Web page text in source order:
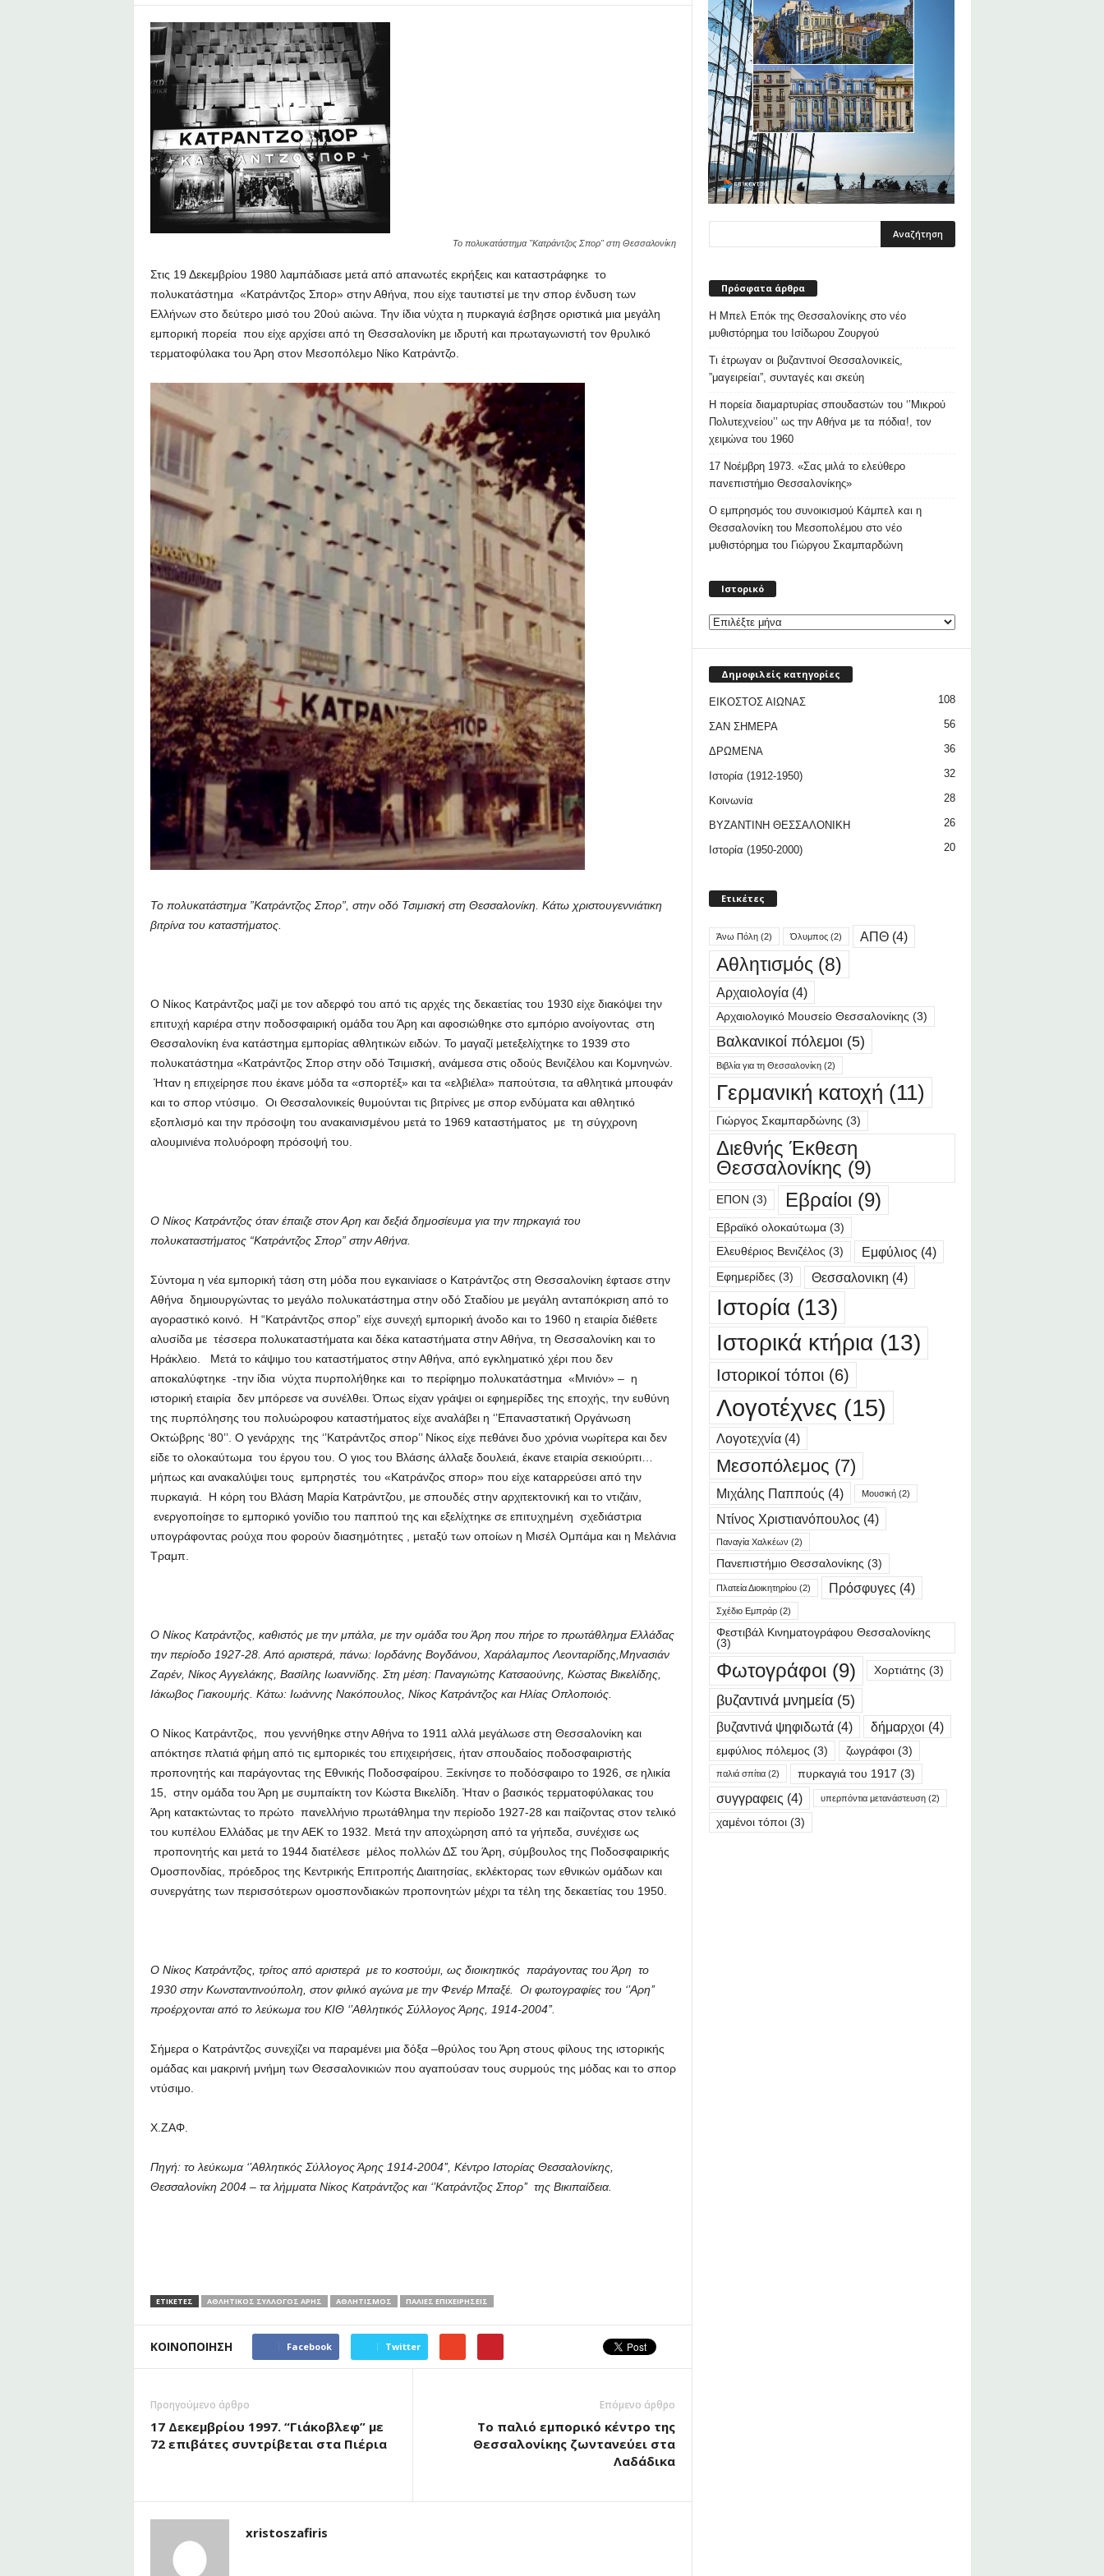
υ
Το πολυκατάστημα ''Κατράντζος Σπορ'' στη Θεσσαλονίκη
Στις 19 Δεκεμβρίου 1980 λαμπάδιασε μετά από απανωτές εκρήξεις και καταστράφηκε το
πολυκατάστημα «Κατράντζος Σπορ» στην Αθήνα, που είχε ταυτιστεί με την σπορ ένδυση των
Ελλήνων στο δεύτερο μισό του 20ού αιώνα. Την ίδια νύχτα η πυρκαγιά έσβησε οριστικά μια μεγάλη
εμπορική πορεία που είχε αρχίσει από τη Θεσσαλονίκη με ιδρυτή και πρωταγωνιστή τον θρυλικό
τερματοφύλακα του Άρη στον Μεσοπόλεμο Νίκο Κατράντζο.
Το πολυκατάστημα ”Κατράντζος Σπορ”, στην οδό Τσιμισκή στη Θεσσαλονίκη. Κάτω χριστουγεννιάτικη
βιτρίνα του καταστήματος.
Ο Νίκος Κατράντζος μαζί με τον αδερφό του από τις αρχές της δεκαετίας του 1930 είχε διακόψει την
επιτυχή καριέρα στην ποδοσφαιρική ομάδα του Άρη και αφοσιώθηκε στο εμπόριο ανοίγοντας στη
Θεσσαλονίκη ένα κατάστημα εμπορίας αθλητικών ειδών. Το μαγαζί μετεξελίχτηκε το 1939 στο
πολυκατάστημα «Κατράντζος Σπορ στην οδό Τσιμισκή, ανάμεσα στις οδούς Βενιζέλου και Κομνηνών.
Ήταν η επιχείρησε που έκανε μόδα τα «σπορτέξ» και τα «ελβιέλα» παπούτσια, τα αθλητικά μπουφάν
και το σπορ ντύσιμο. Οι Θεσσαλονικείς θυμούνται τις βιτρίνες με σπορ ενδύματα και αθλητικό
εξοπλισμό και την πρόσοψη του ανακαινισμένου μετά το 1969 καταστήματος με τη σύγχρονη
αλουμινιένα πολυόροφη πρόσοψή του.
Ο Νίκος Κατράντζος όταν έπαιζε στον Αρη και δεξιά δημοσίευμα για την πηρκαγιά του
πολυκαταστήματος “Κατράντζος Σπορ” στην Αθήνα.
Σύντομα η νέα εμπορική τάση στη μόδα που εγκαινίασε ο Κατράντζος στη Θεσσαλονίκη έφτασε στην
Αθήνα δημιουργώντας το μεγάλο πολυκατάστημα στην οδό Σταδίου με μεγάλη ανταπόκριση από το
αγοραστικό κοινό. Η “Κατράντζος σπορ” είχε συνεχή εμπορική άνοδο και το 1960 η εταιρία διέθετε
αλυσίδα με τέσσερα πολυκαταστήματα και δέκα καταστήματα στην Αθήνα, τη Θεσσαλονίκη και το
Ηράκλειο. Μετά το κάψιμο του καταστήματος στην Αθήνα, από εγκληματικό χέρι που δεν
αποκαλύφτηκε -την ίδια νύχτα πυρπολήθηκε και το περίφημο πολυκατάστημα «Μινιόν» – η
ιστορική εταιρία δεν μπόρεσε να συνέλθει. Όπως είχαν γράψει οι εφημερίδες της εποχής, την ευθύνη
της πυρπόλησης του πολυώροφου καταστήματος είχε αναλάβει η ‘’Επαναστατική Οργάνωση
Οκτώβρης ‘80’’. Ο γενάρχης της ‘’Κατράντζος σπορ’’ Νίκος είχε πεθάνει δυο χρόνια νωρίτερα και δεν
είδε το ολοκαύτωμα του έργου του. Ο γιος του Βλάσης άλλαξε δουλειά, έκανε εταιρία σεκιούριτι…
μήπως και ανακαλύψει τους εμπρηστές του «Κατράνζος σπορ» που είχε καταρρεύσει από την
πυρκαγιά. Η κόρη του Βλάση Μαρία Κατράντζου, με σπουδές στην αρχιτεκτονική και το ντιζάιν,
ενεργοποίησε το εμπορικό γονίδιο του παππού της και εξελίχτηκε σε επιτυχημένη σχεδιάστρια
υπογράφοντας ρούχα που φορούν διασημότητες , μεταξύ των οποίων η Μισέλ Ομπάμα και η Μελάνια
Τραμπ.
Ο Νίκος Κατράντζος, καθιστός με την μπάλα, με την ομάδα του Άρη που πήρε το πρωτάθλημα Ελλάδας
την περίοδο 1927-28. Από αριστερά, πάνω: Ιορδάνης Βογδάνου, Χαράλαμπος Λεονταρίδης,Μηνασιάν
Ζαρέν, Νίκος Αγγελάκης, Βασίλης Ιωαννίδης. Στη μέση: Παναγιώτης Κατσαούνης, Κώστας Βικελίδης,
Ιάκωβος Γιακουμής. Κάτω: Ιωάννης Νακόπουλος, Νίκος Κατράντζος και Ηλίας Οπλοποιός.
Ο Νίκος Κατράντζος, που γεννήθηκε στην Αθήνα το 1911 αλλά μεγάλωσε στη Θεσσαλονίκη και
απόκτησε πλατιά φήμη από τις εμπορικές του επιχειρήσεις, ήταν σπουδαίος ποδοσφαιριστής
προπονητής και παράγοντας της Εθνικής Ποδοσφαίρου. Ξεκίνησε το ποδόσφαιρο το 1926, σε ηλικία
15, στην ομάδα του Άρη με συμπαίκτη τον Κώστα Βικελίδη. Ήταν ο βασικός τερματοφύλακας του
Άρη κατακτώντας το πρώτο πανελλήνιο πρωτάθλημα την περίοδο 1927-28 και παίζοντας στον τελικό
του κυπέλου Ελλάδας με την ΑΕΚ το 1932. Μετά την αποχώρηση από τα γήπεδα, συνέχισε ως
προπονητής και μετά το 1944 διατέλεσε μέλος πολλών ΔΣ του Άρη, σύμβουλος της Ποδοσφαιρικής
Ομοσπονδίας, πρόεδρος της Κεντρικής Επιτροπής Διαιτησίας, εκλέκτορας των εθνικών ομάδων και
συνεργάτης των περισσότερων ομοσπονδιακών προπονητών μέχρι τα τέλη της δεκαετίας του 1950.
Ο Νίκος Κατράντζος, τρίτος από αριστερά με το κοστούμι, ως διοικητικός παράγοντας του Άρη το
1930 στην Κωνσταντινούπολη, στον φιλικό αγώνα με την Φενέρ Μπαξέ. Οι φωτογραφίες του ‘’Αρη’’
προέρχονται από το λεύκωμα του ΚΙΘ ‘’Αθλητικός Σύλλογος Άρης, 1914-2004’’.
Σήμερα ο Κατράντζος συνεχίζει να παραμένει μια δόξα –θρύλος του Άρη στους φίλους της ιστορικής
ομάδας και μακρινή μνήμη των Θεσσαλονικιών που αγαπούσαν τους συρμούς της μόδας και το σπορ
ντύσιμο.
Χ.ΖΑΦ.
Πηγή: το λεύκωμα ‘’Αθλητικός Σύλλογος Άρης 1914-2004’’, Κέντρο Ιστορίας Θεσσαλονίκης,
Θεσσαλονίκη 2004 – τα λήμματα Νίκος Κατράντζος και ‘’Κατράντζος Σπορ’’ της Βικιπαίδεια.
ΕΤΙΚΕΤΕΣ ΑΘΛΗΤΙΚΌΣ ΣΎΛΛΟΓΟΣ ΆΡΗΣ ΑΘΛΗΤΙΣΜΌΣ ΠΑΛΙΈΣ ΕΠΙΧΕΙΡΉΣΕΙΣ
ΚΟΙΝΟΠΟΙΗΣΗ Facebook Twitter
Προηγούμενο άρθρο
17 Δεκεμβρίου 1997. “Γιάκοβλεφ” με
72 επιβάτες συντρίβεται στα Πιέρια
Επόμενο άρθρο
Το παλιό εμπορικό κέντρο της
Θεσσαλονίκης ζωντανεύει στα
Λαδάδικα
xristoszafiris
Πρόσφατα άρθρα
Η Μπελ Επόκ της Θεσσαλονίκης στο νέο
μυθιστόρημα του Ισίδωρου Ζουργού
Τι έτρωγαν οι βυζαντινοί Θεσσαλονικείς,
”μαγειρείαι”, συνταγές και σκεύη
Η πορεία διαμαρτυρίας σπουδαστών του ‘’Μικρού
Πολυτεχνείου’’ ως την Αθήνα με τα πόδια!, τον
χειμώνα του 1960
17 Νοέμβρη 1973. «Σας μιλά το ελεύθερο
πανεπιστήμιο Θεσσαλονίκης»
Ο εμπρησμός του συνοικισμού Κάμπελ και η
Θεσσαλονίκη του Μεσοπολέμου στο νέο
μυθιστόρημα του Γιώργου Σκαμπαρδώνη
Ιστορικό
Δημοφιλείς κατηγορίες
ΕΙΚΟΣΤΟΣ ΑΙΩΝΑΣ 108
ΣΑΝ ΣΗΜΕΡΑ 56
ΔΡΩΜΕΝΑ 36
Ιστορία (1912-1950) 32
Κοινωνία 28
ΒΥΖΑΝΤΙΝΗ ΘΕΣΣΑΛΟΝΙΚΗ 26
Ιστορία (1950-2000) 20
Ετικέτες
Άνω Πόλη(2) Όλυμπος(2) ΑΠΘ(4)
Αθλητισμός (8)
Αρχαιολογία(4)
Αρχαιολογικό Μουσείο Θεσσαλονίκης (3)
Βαλκανικοί πόλεμοι (5)
Βιβλία για τη Θεσσαλονίκη(2)
Γερμανική κατοχή (11)
Γιώργος Σκαμπαρδώνης (3)
Διεθνής Έκθεση
Θεσσαλονίκης (9)
ΕΠΟΝ (3) Εβραίοι (9)
Εβραϊκό ολοκαύτωμα(3)
Ελευθέριος Βενιζέλος (3) Εμφύλιος (4)
Εφημερίδες (3) Θεσσαλονικη (4)
Ιστορία(13)
Ιστορικά κτήρια(13)
Ιστορικοί τόποι(6)
Λογοτέχνες (15)
Λογοτεχνία(4)
Μεσοπόλεμος (7)
Μιχάλης Παππούς (4) Μουσική(2)
Ντίνος Χριστιανόπουλος (4)
Παναγία Χαλκέων (2)
Πανεπιστήμιο Θεσσαλονίκης (3)
Πλατεία Διοικητηρίου(2) Πρόσφυγες (4)
Σχέδιο Εμπράρ(2)
Φεστιβάλ Κινηματογράφου Θεσσαλονίκης
(3)
Φωτογράφοι (9) Χορτιάτης (3)
βυζαντινά μνημεία(5)
βυζαντινά ψηφιδωτά(4) δήμαρχοι (4)
εμφύλιος πόλεμος (3) ζωγράφοι(3)
παλιά σπίτια(2) πυρκαγιά του 1917 (3)
συγγραφεις (4) υπερπόντια μετανάστευση(2)
χαμένοι τόποι(3)